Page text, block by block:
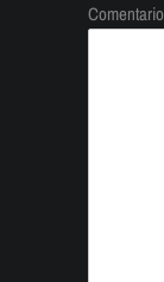
Comentario